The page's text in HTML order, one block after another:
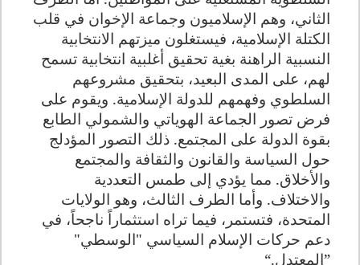
الثاني، وهم الإسلاميون وجماعة الإخوان في قلب
الكتلة الإسلامية، فيستغلون ميزتهم الانتخابية
النسبية الراهنة بغية تحقيق أغلبية انتخابية تسمح
لهم، على المدى البعيد، بتحقيق مشروعهم
السلطوي وفهمهم للدولة الإسلامية. ويقوم على
فرض تصور الجماعة الهوياتي والشمولي الطابع
بقوة الدولة على المجتمع. ذلك التصور المؤدلج
حول السياسة والقانون والثقافة والمجتمع
والأخلاق. مما يؤدي إلى طمس التعددية
والاختلاف. وأما الطرف الثالث، وهو الولايات
المتحدة، فتستمر، فيما تراه استثماراً ناجحاً، في
دعم حركات الإسلام السياسي "الوسطي"
”المعتدل“.